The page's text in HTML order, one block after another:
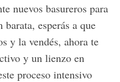
nuevos basureros para
esperás a que
y la vendés, ahora te
y un lienzo en
proceso intensivo